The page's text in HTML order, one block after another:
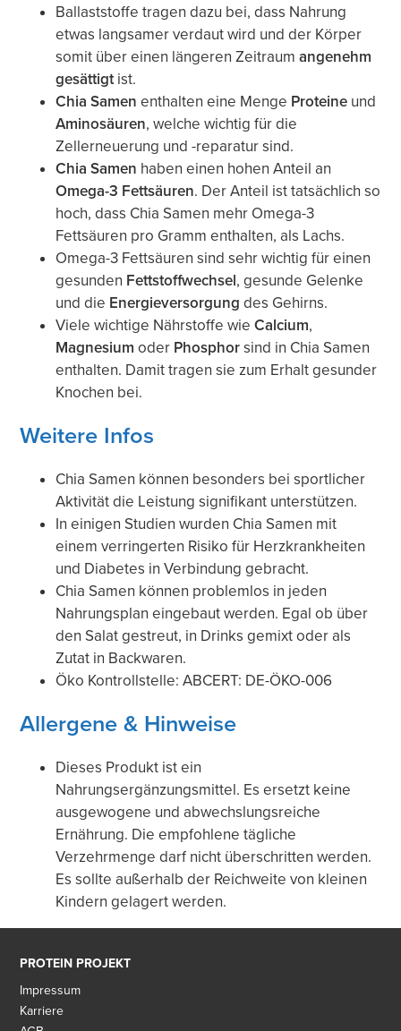
Ballaststoffe tragen dazu bei, dass Nahrung
etwas langsamer verdaut wird und der Körper
somit über einen längeren Zeitraumangenehm
gesättigtist.
Chia Samen enthalten eine Menge Proteine und
Aminosäuren, welche wichtig für die
Zellerneuerung und -reparatur sind.
Chia Samen haben einen hohen Anteil an
Omega-3 Fettsäuren. Der Anteil ist tatsächlich so
hoch, dass Chia Samen mehr Omega-3
Fettsäuren pro Gramm enthalten, als Lachs.
Omega-3 Fettsäuren sind sehr wichtig für einen
gesunden Fettstoffwechsel, gesunde Gelenke
und die Energieversorgung des Gehirns.
Viele wichtige Nährstoffe wieCalcium,
Magnesium oder Phosphorsind in Chia Samen
enthalten. Damit tragen sie zum Erhalt gesunder
Knochen bei.
Weitere Infos
Chia Samen können besonders bei sportlicher
Aktivität die Leistung signifikant unterstützen.
In einigen Studien wurden Chia Samen mit
einem verringerten Risiko für Herzkrankheiten
und Diabetes in Verbindung gebracht.
Chia Samen können problemlos in jeden
Nahrungsplan eingebaut werden. Egal ob über
den Salat gestreut, in Drinks gemixt oder als
Zutat in Backwaren.
Öko Kontrollstelle: ABCERT: DE-ÖKO-006
Allergene & Hinweise
Dieses Produkt ist ein
Nahrungsergänzungsmittel. Es ersetzt keine
ausgewogene und abwechslungsreiche
Ernährung. Die empfohlene tägliche
Verzehrmenge darf nicht überschritten werden.
Es sollte außerhalb der Reichweite von kleinen
Kindern gelagert werden.
PROTEIN PROJEKT
Impressum
Karriere